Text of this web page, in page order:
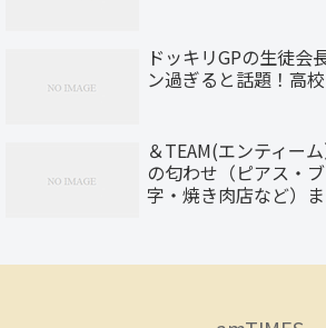
ドッキリGPの生徒会
ン過ぎると話題！高
＆TEAM(エンティー
の匂わせ（ピアス・
字・焼き肉店など）